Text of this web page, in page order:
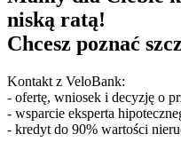
niską ratą!
Chcesz poznać
Kontakt z VeloBank:
- ofertę, wniosek i decyzję o
- wsparcie eksperta
- kredyt do 90% wartości